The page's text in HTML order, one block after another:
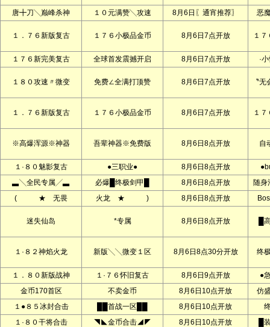
唐╋刀╲巅峰杀神 １０元满赞╲攻速 8月6日〖通宵推荐〗 恶
１．７６新版复古 １７６小极品金币 8月6日7点开放 １
１７６新完美复古 全球首发震撼开启 8月6日7点开放 ·
１８０攻速〃微变 免费∠全满打顶赞 8月6日7点开放 〝
１．７６新版复古 １７６小极品金币 8月6日7点开放 １
※高爆浑源※神器 吾辈神器※免费版 8月6日8点开放 自
１·８０魅影复古 ●三职业● 8月6日8点开放
▃╲全民专属╱▃
必爆█终极剑甲█ 8月6日8点开放
随身
( ★ 无畏
火龙 ★ ) 8月6日8点开放
迷失仙岛 *专属 8月6日8点开放 █
１·８２神焰火龙 新版╲╲微变１区 8月6日8点30分开放 终
１．８０新版战神 １·７６怀旧复古 8月6日9点开放
●
金币170首区
不卖金币 8月6日10点开放
仿
１●８５冰封合击
██首战一区██ 8月6日10点开放
１·８０干将合击
◥◣金币合击◢◤ 8月6日10点开放
█